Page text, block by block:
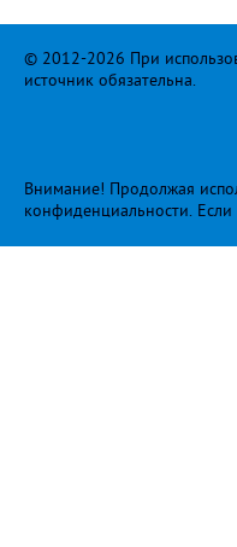
© 2012-2026 При
источник обязательна.
Внимание! Продолжая
конфиденциальности. Если